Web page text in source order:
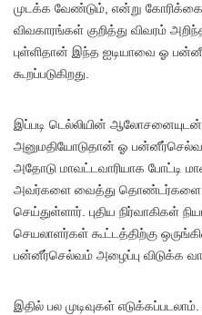
முடக்க வேண்டும், என்று கோரிக்கை
விவகாரங்கள் குறித்து விவரம்
புள்ளிதான் இந்த ஐடியாவை ஓ
கூறப்படுகிறது.
இப்படி டெல்லியின்
அனுமதியோடுதான் ஓ பன்னீர்செல்வம்
அதோடு மாவட்டவாரியாக போட்டி
அவர்களை வைத்து தொண்டர்களை
செய்துள்ளார். புதிய நிர்வாகிகள்
செயலாளர்கள் கூட்டத்திற்கு
பன்னீர்செல்வம் அழைப்பு விடுக்க
இதில் பல முடிவுகள்